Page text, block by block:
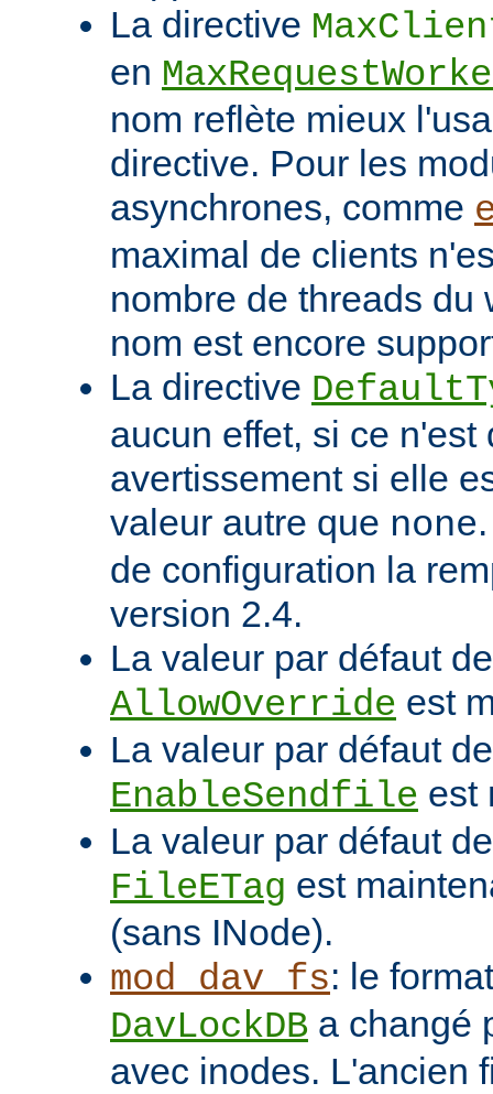
La directive
en
nom reflète mieux
directive. Pour les
asynchrones, comme
maximal de clients
nombre de threads du
nom est encore
La directive
aucun effet, si ce n'est
avertissement si elle
valeur autre que none
de configuration la
version 2.4.
La valeur par défaut
AllowOverride est
La valeur par défaut
EnableSendfile est
La valeur par défaut
FileETag est
(sans INode).
mod_dav_fs: le
DavLockDB a changé
avec inodes. L'ancien